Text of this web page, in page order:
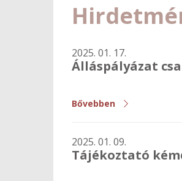
2025. 01. 17.
Álláspályázat
Bővebben
2025. 01. 09.
Tájékoztató